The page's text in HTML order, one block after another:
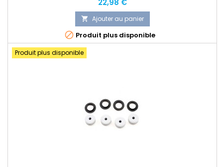
22,98 €
 Ajouter au panier
 Produit plus disponible
Produit plus disponible